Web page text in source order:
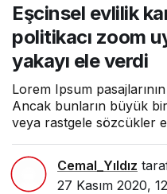
Eşcinsel evlilik
politikacı zoom
yakayı ele verdi
Lorem Ipsum
Ancak bunların büyük
veya rastgele sözcükler
Cemal_Yıldız
27 Kasım 2020,